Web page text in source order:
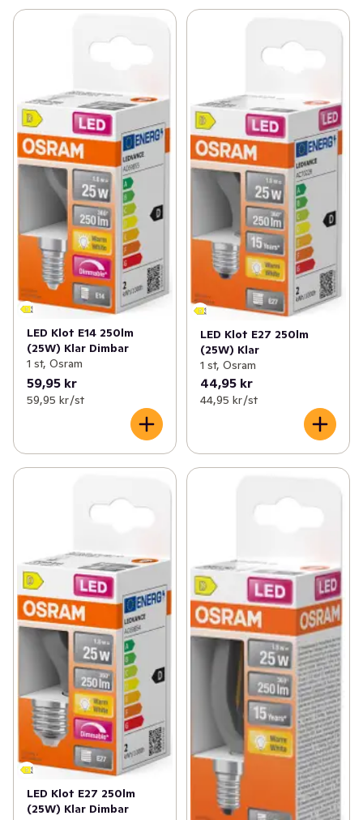
LED Klot E14 250lm
(25W) Klar Dimbar
1 st, Osram
59,95 kr
59,95 kr /st
LED Klot E27 250lm
(25W) Klar
1 st, Osram
44,95 kr
44,95 kr /st
LED Klot E27 250lm
(25W) Klar Dimbar